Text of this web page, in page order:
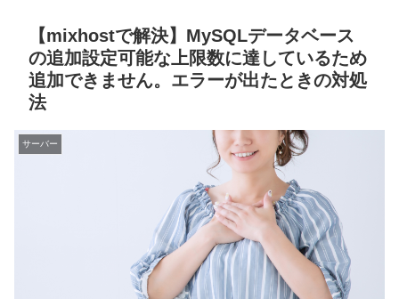
【mixhostで解決】MySQLデータベース
の追加設定可能な上限数に達しているため
追加できません。エラーが出たときの対処
法
サーバー